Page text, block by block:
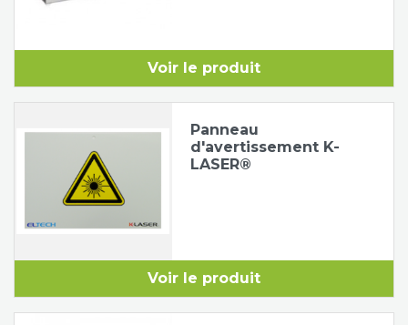
Voir le produit
Panneau
d'avertissement K-
LASER®
Voir le produit